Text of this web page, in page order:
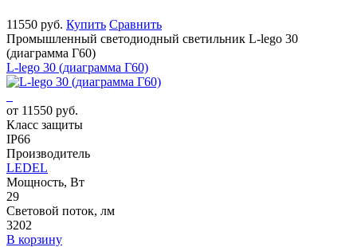
11550 руб. Купить Сравнить
Промышленный светодиодный светильник L-lego 30
(диаграмма Г60)
L-lego 30 (диаграмма Г60)
от 11550 руб.
Класс защиты
IP66
Производитель
LEDEL
Мощность, Вт
29
Световой поток, лм
3202
В корзину